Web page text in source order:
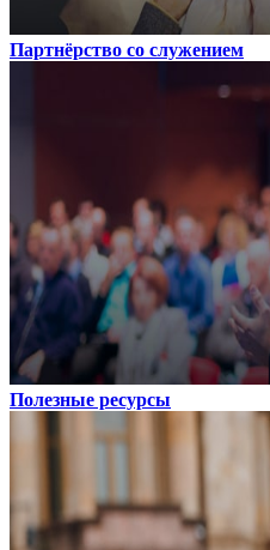
Партнёрство со служением
Полезные ресурсы